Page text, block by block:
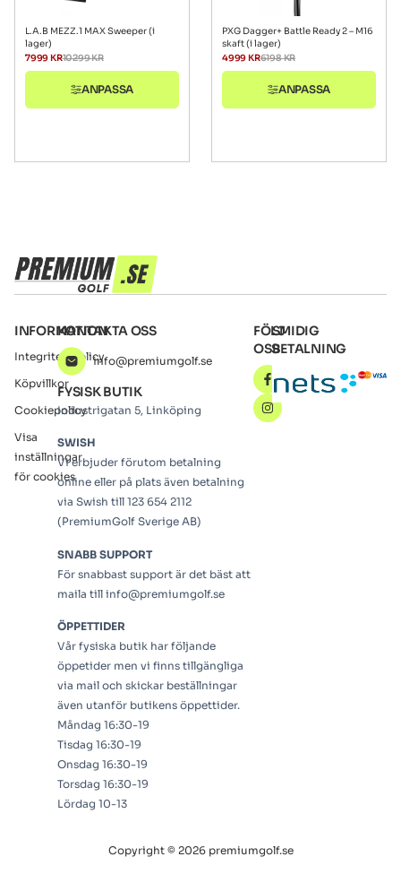
L.A.B MEZZ.1 MAX Sweeper (i
lager)
10299KR
7999KR
ANPASSA
PXG Dagger+ Battle Ready 2 – M16
skaft (i lager)
6198KR
4999KR
ANPASSA
INFORMATION
Integritetspolicy
Köpvillkor
Cookiepolicy
Visa
inställningar
för cookies
KONTAKTA OSS
info@premiumgolf.se
FYSISK BUTIK
Industrigatan 5, Linköping
SWISH
Vi erbjuder förutom betalning
online eller på plats även betalning
via Swish till 123 654 2112
(PremiumGolf Sverige AB)
SNABB SUPPORT
För snabbast support är det bäst att
maila till info@premiumgolf.se
ÖPPETTIDER
Vår fysiska butik har följande
öppetider men vi finns tillgängliga
via mail och skickar beställningar
även utanför butikens öppettider.
Måndag 16:30-19
Tisdag 16:30-19
Onsdag 16:30-19
Torsdag 16:30-19
Lördag 10-13
FÖLJ
OSS
SMIDIG
BETALNING
Copyright © 2026 premiumgolf.se